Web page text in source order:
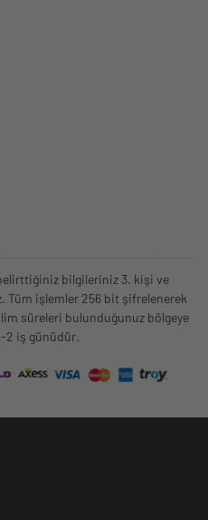
bilgileriniz 3. kişi ve
Tüm işlemler 256 bit şifrelenerek
süreleri bulunduğunuz bölgeye
2 iş günüdür.